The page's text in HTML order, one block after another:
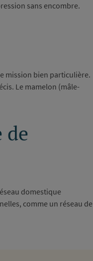
sans encombre.
mission bien particulière.
Le mamelon (mâle-
de
domestique
comme un réseau de